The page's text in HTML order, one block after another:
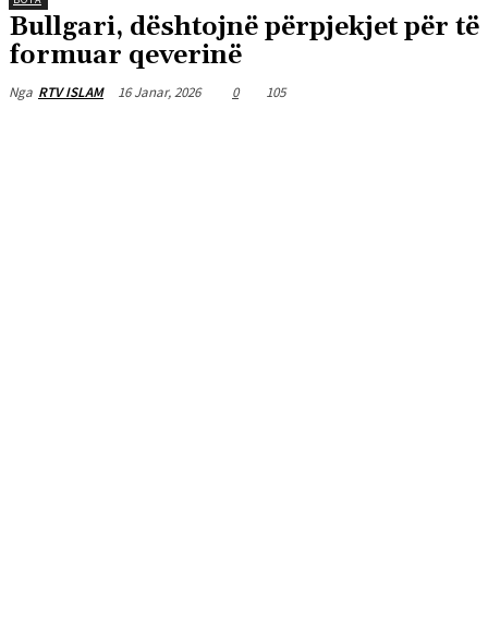
Bullgari, dështojnë përpjekjet për të
formuar qeverinë
Nga RTV ISLAM 16 Janar, 2026 0 105